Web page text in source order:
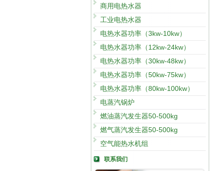
商用电热水器
工业电热水器
电热水器功率（3kw-10kw）
电热水器功率（12kw-24kw）
电热水器功率（30kw-48kw）
电热水器功率（50kw-75kw）
电热水器功率（80kw-100kw）
电蒸汽锅炉
燃油蒸汽发生器50-500kg
燃气蒸汽发生器50-500kg
空气能热水机组
联系我们